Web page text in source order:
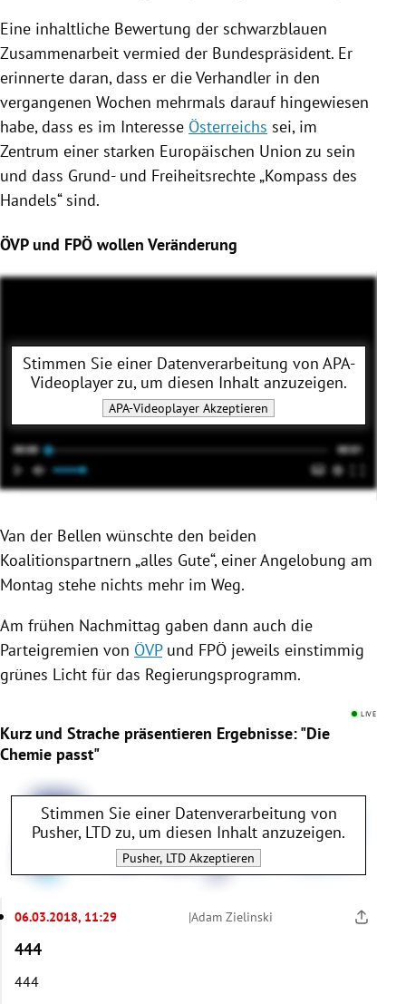
Eine inhaltliche Bewertung der schwarzblauen
Zusammenarbeit vermied der Bundespräsident. Er
erinnerte daran, dass er die Verhandler in den
vergangenen Wochen mehrmals darauf hingewiesen
habe, dass es im Interesse Österreichs sei, im
Zentrum einer starken Europäischen Union zu sein
und dass Grund- und Freiheitsrechte „Kompass des
Handels“ sind.
ÖVP und FPÖ wollen Veränderung
Stimmen Sie einer Datenverarbeitung von APA-
Videoplayerzu, um diesen Inhalt anzuzeigen.
APA-Videoplayer Akzeptieren
Van der Bellen wünschte den beiden
Koalitionspartnern „alles Gute“, einer Angelobung am
Montag stehe nichts mehr im Weg.
Am frühen Nachmittag gaben dann auch die
Parteigremien von ÖVPund FPÖ jeweils einstimmig
grünes Licht für das Regierungsprogramm.
LIVE
Kurz und Strache präsentieren Ergebnisse: "Die
Chemie passt"
Stimmen Sie einer Datenverarbeitung von
Pusher, LTD zu, um diesen Inhalt anzuzeigen.
Pusher, LTD Akzeptieren
06.03.2018, 11:29 |Adam Zielinski
444
444